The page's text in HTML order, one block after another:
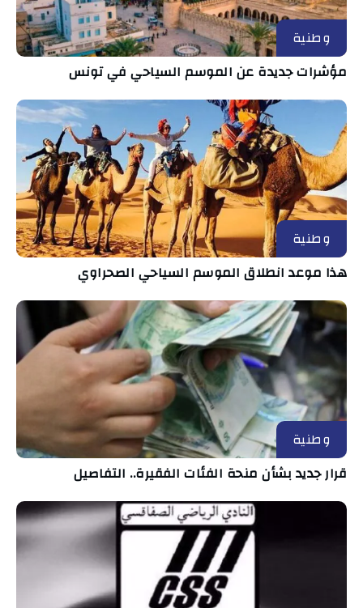
وطنية
مؤشرات جديدة عن الموسم السياحي في تونس
وطنية
هذا موعد انطلاق الموسم السياحي الصحراوي
وطنية
قرار جديد بشأن منحة الفئات الفقيرة.. التفاصيل